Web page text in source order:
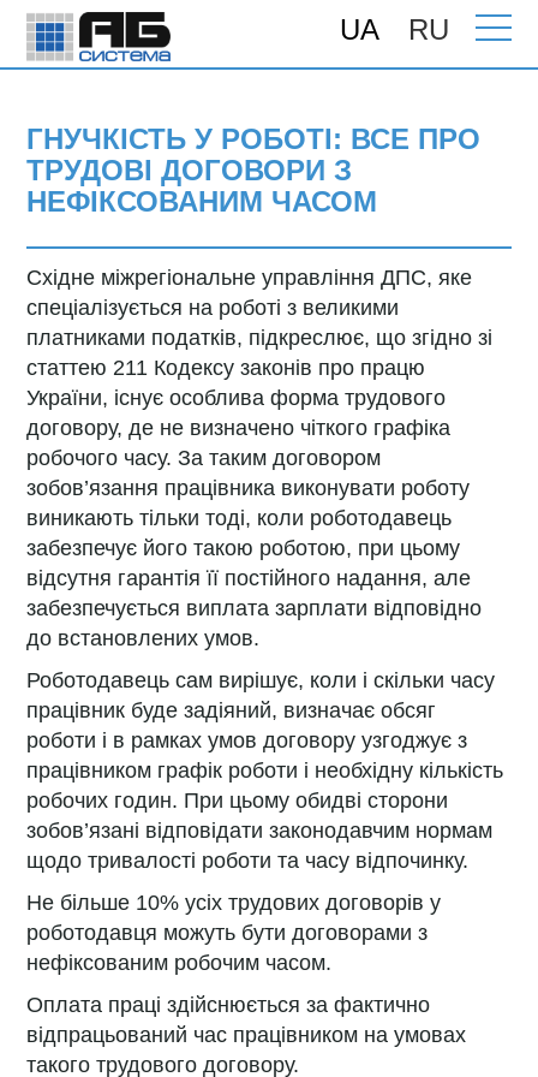
UA RU
Головна>Новини> Гнучкість у роботі:
ГНУЧКІСТЬ У РОБОТІ: ВСЕ ПРО
ТРУДОВІ ДОГОВОРИ З
НЕФІКСОВАНИМ ЧАСОМ
Східне міжрегіональне управління ДПС, яке
спеціалізується на роботі з великими
платниками податків, підкреслює, що згідно зі
статтею 211 Кодексу законів про працю
України, існує особлива форма трудового
договору, де не визначено чіткого графіка
робочого часу. За таким договором
зобов’язання працівника виконувати роботу
виникають тільки тоді, коли роботодавець
забезпечує його такою роботою, при цьому
відсутня гарантія її постійного надання, але
забезпечується виплата зарплати відповідно
до встановлених умов.
Роботодавець сам вирішує, коли і скільки часу
працівник буде задіяний, визначає обсяг
роботи і в рамках умов договору узгоджує з
працівником графік роботи і необхідну кількість
робочих годин. При цьому обидві сторони
зобов’язані відповідати законодавчим нормам
щодо тривалості роботи та часу відпочинку.
Не більше 10% усіх трудових договорів у
роботодавця можуть бути договорами з
нефіксованим робочим часом.
Оплата праці здійснюється за фактично
відпрацьований час працівником на умовах
такого трудового договору.